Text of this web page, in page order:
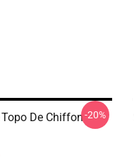
De Chiffon-20%